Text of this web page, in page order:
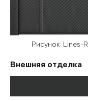
Рисунок: Lines-R
Внешняя отделка